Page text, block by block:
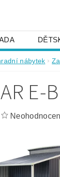
NÁMnábytek
E-